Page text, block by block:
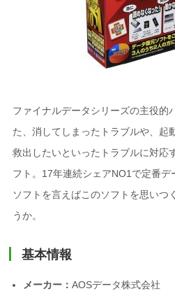
ファイナルデータシリーズの主役的
た、消してしまったトラブルや、起
救出したいといったトラブルに対応
フト。17年連続シェアNO1で定番デ
ソフトを言えばこのソフトを思いつ
うか。
基本情報
メーカー：AOSデータ株式会社